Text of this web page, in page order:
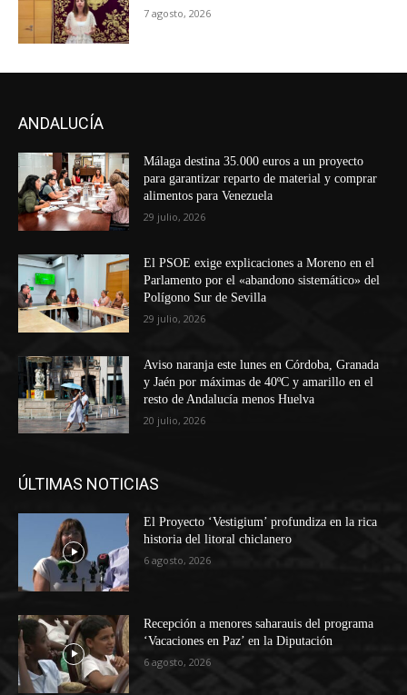
7 agosto, 2026
ANDALUCÍA
Málaga destina 35.000 euros a un proyecto
para garantizar reparto de material y comprar
alimentos para Venezuela
29 julio, 2026
El PSOE exige explicaciones a Moreno en el
Parlamento por el «abandono sistemático» del
Polígono Sur de Sevilla
29 julio, 2026
Aviso naranja este lunes en Córdoba, Granada
y Jaén por máximas de 40ºC y amarillo en el
resto de Andalucía menos Huelva
20 julio, 2026
ÚLTIMAS NOTICIAS
El Proyecto ‘Vestigium’ profundiza en la rica
historia del litoral chiclanero
6 agosto, 2026
Recepción a menores saharauis del programa
‘Vacaciones en Paz’ en la Diputación
6 agosto, 2026